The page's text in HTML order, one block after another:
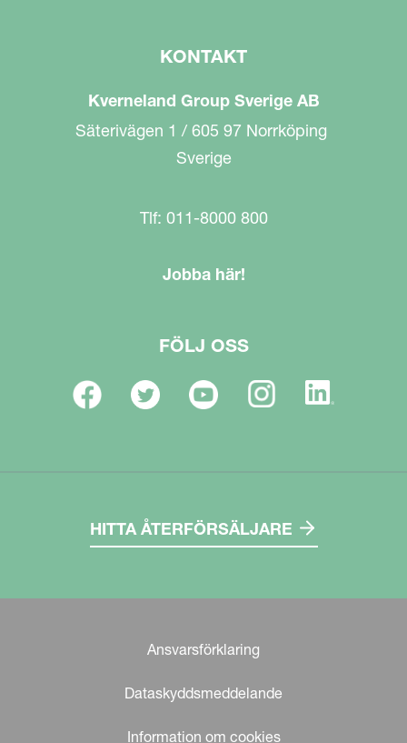
KONTAKT
Kverneland Group Sverige AB
Säterivägen 1 / 605 97 Norrköping
Sverige
Tlf: 011-8000 800
Jobba här!
FÖLJ OSS
HITTA ÅTERFÖRSÄLJARE
Ansvarsförklaring
Dataskyddsmeddelande
Information om cookies